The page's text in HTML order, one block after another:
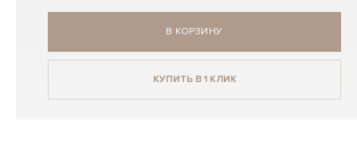
В КОРЗИНУ
КУПИТЬ В 1 КЛИК